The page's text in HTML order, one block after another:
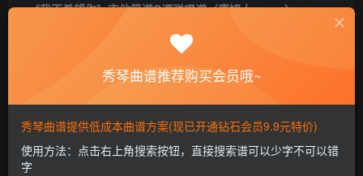
《我不希望你》吉他简谱C调弹唱谱（康姆士com z）
会员专属资源
免费
您暂无购买权限，请先开通会员
开通会员
秀琴曲谱推荐购买会员哦~
秀琴曲谱提供低成本曲谱方案(现已开通钻石会员9.9元特价)
使用方法：点击右上角搜索按钮，直接搜索谱可以少字不可以错
字